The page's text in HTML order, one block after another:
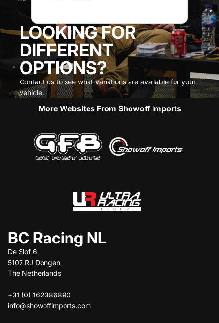
LOOKING FOR
DIFFERENT
OPTIONS?
Contact us to see what variations are available for your
vehicle.
More Websites From Showoff Imports
BC Racing NL
De Slof 6
5107 RJ Dongen
The Netherlands
+31 (0) 162386890
info@showoffimports.com